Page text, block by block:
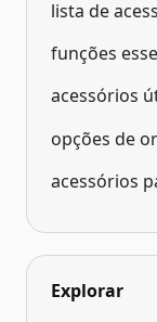
lista de
funções
acessórios
opções de
acessórios
Explorar